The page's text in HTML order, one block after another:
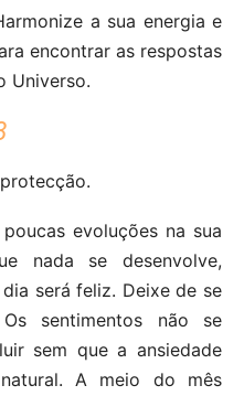
a sua energia e
encontrar as respostas
Universo.
evoluções na sua
nada se desenvolve,
será feliz. Deixe de se
sentimentos não se
sem que a ansiedade
A meio do mês